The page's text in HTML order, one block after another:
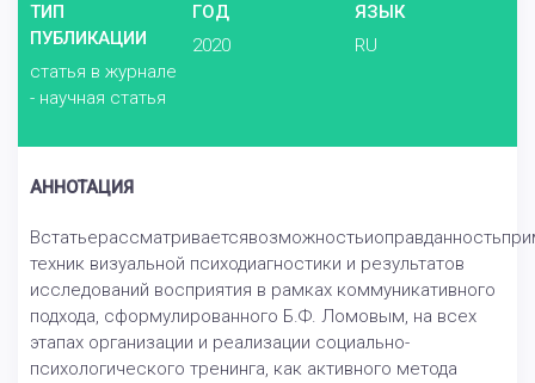
ТИП
ПУБЛИКАЦИИ
статья в журнале
- научная статья
ГОД
2020
ЯЗЫК
RU
АННОТАЦИЯ
техник визуальной психодиагностики и результатов
исследований восприятия в рамках коммуникативного
подхода, сформулированного Б.Ф. Ломовым, на всех
этапах организации и реализации социально-
психологического тренинга, как активного метода